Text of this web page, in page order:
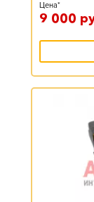
Цена*
9 000